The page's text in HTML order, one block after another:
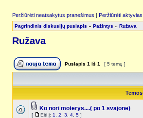
Peržiūrėti neatsakytus pranešimus | Peržiūrėti
Pagrindinis diskusijų puslapis » Pažintys » Ružava
Ružava
Puslapis 1 iš 1 [ 5 temų ]
Temos
Ko nori moterys....( po 1 svajone)
[ Eiti į: 1 2 3 4 5 ]